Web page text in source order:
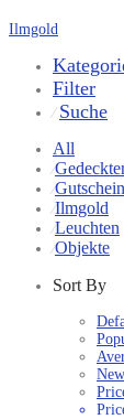
Ilmgold
Filter
⁄ Suche
All
⁄
⁄
⁄Ilmgold
⁄Leuchten
⁄Objekte
Sort By